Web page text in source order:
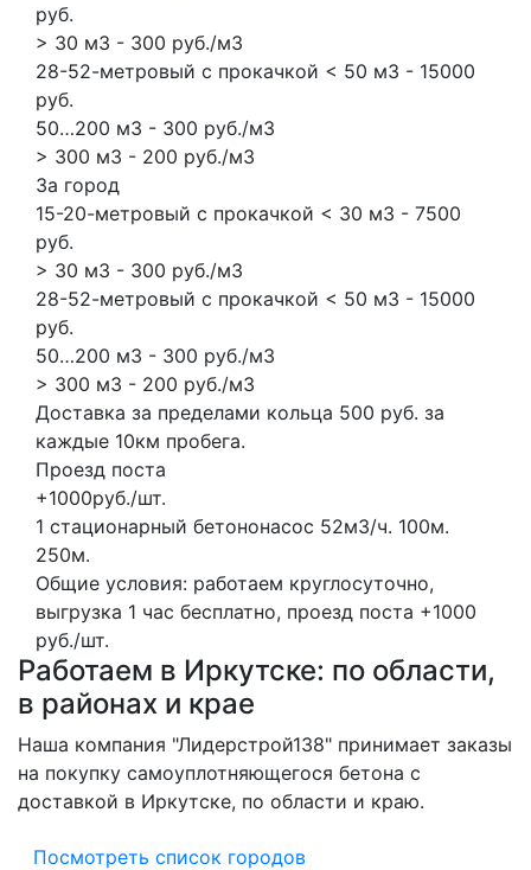
руб.
> 30 м3 - 300 руб./м3
28-52-метровый с прокачкой < 50 м3 - 15000
руб.
50…200 м3 - 300 руб./м3
> 300 м3 - 200 руб./м3
За город
15-20-метровый с прокачкой < 30 м3 - 7500
руб.
> 30 м3 - 300 руб./м3
28-52-метровый с прокачкой < 50 м3 - 15000
руб.
50…200 м3 - 300 руб./м3
> 300 м3 - 200 руб./м3
Доставка за пределами кольца 500 руб. за
каждые 10км пробега.
Проезд поста
+1000руб./шт.
1 стационарный бетононасос 52м3/ч. 100м.
250м.
Общие условия: работаем круглосуточно,
выгрузка 1 час бесплатно, проезд поста +1000
руб./шт.
Работаем в Иркутске: по области,
в районах и крае
Наша компания "Лидерстрой138" принимает заказы
на покупку самоуплотняющегося бетона с
доставкой в Иркутске, по области и краю.
Посмотреть список городов